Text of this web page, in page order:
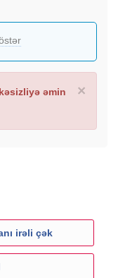
aktivdir. ::
×
əmin
irəli çək